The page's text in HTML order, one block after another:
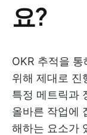
요?
OKR 추적을
위해 제대로 진
특정 메트릭과
올바른 작업에
해하는 요소가